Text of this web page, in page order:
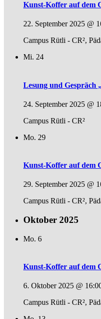
Kunst-Koffer auf dem
22. September 2025 @
Campus Rütli - CR²,
Mi. 24
Lesung und Gespräch
24. September 2025 @
Campus Rütli - CR²
Mo. 29
Kunst-Koffer auf dem
29. September 2025 @
Campus Rütli - CR²,
Oktober 2025
Mo. 6
Kunst-Koffer auf dem
6. Oktober 2025 @
Campus Rütli - CR²,